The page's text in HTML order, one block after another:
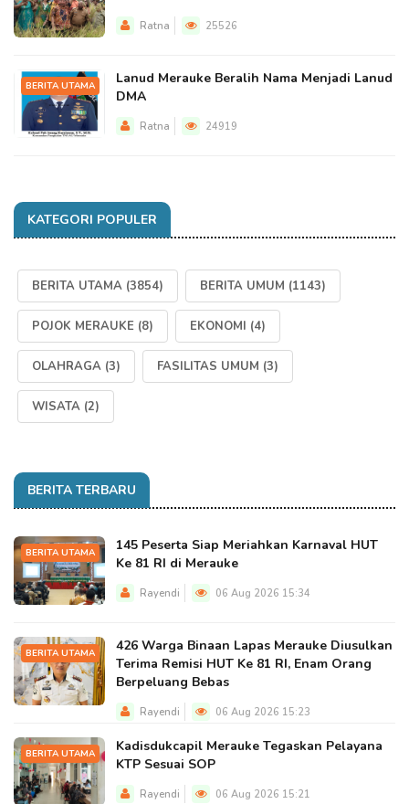
Ratna 25526
BERITA UTAMA
Lanud Merauke Beralih Nama Menjadi Lanud
DMA
Ratna 24919
KATEGORI POPULER
BERITA UTAMA (3854) BERITA UMUM (1143)
POJOK MERAUKE (8) EKONOMI (4)
OLAHRAGA (3) FASILITAS UMUM (3)
WISATA (2)
BERITA TERBARU
BERITA UTAMA
145 Peserta Siap Meriahkan Karnaval HUT
Ke 81 RI di Merauke
Rayendi 06 Aug 2026 15:34
BERITA UTAMA
426 Warga Binaan Lapas Merauke Diusulkan
Terima Remisi HUT Ke 81 RI, Enam Orang
Berpeluang Bebas
Rayendi 06 Aug 2026 15:23
BERITA UTAMA
Kadisdukcapil Merauke Tegaskan Pelayana
KTP Sesuai SOP
Rayendi 06 Aug 2026 15:21